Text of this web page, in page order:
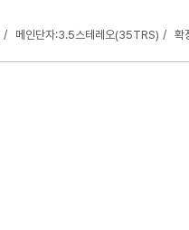
메인단자:3.5스테레오(35TRS) 확